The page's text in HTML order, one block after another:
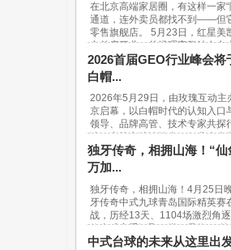
在北京高端家居圈，有这样一家
通道，连外卖员都找不到——但
零售旗舰店。 5月23日，红星
京首店开业。总经理宋鹏站在台
2026首届GEO行业峰会
白帽...
2026年5月29日，由玫瑰互动主
京启幕，以白帽时代的认知入口
领导、品牌高管、技术专家共探
读、实战方法论输出、行业生态
独牙传奇，相拥山海！“
万加...
独牙传奇，相拥山海！4月25日
牙传奇中式九球青岛国际精英
战，历经13天、1104场激烈角
位台球高手汇聚一堂，最终，“
中式台球的未来从这里出